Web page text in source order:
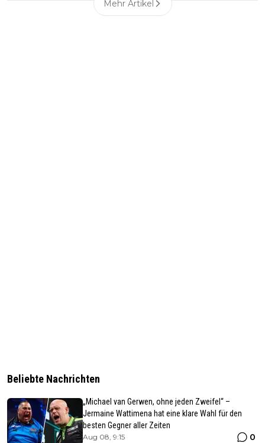
Mehr Artikel
Beliebte Nachrichten
„Michael van Gerwen, ohne jeden Zweifel“ –
Jermaine Wattimena hat eine klare Wahl für den
besten Gegner aller Zeiten
Aug 08, 9:15 0